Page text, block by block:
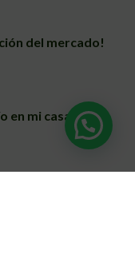
del mercado!
en mi casa?